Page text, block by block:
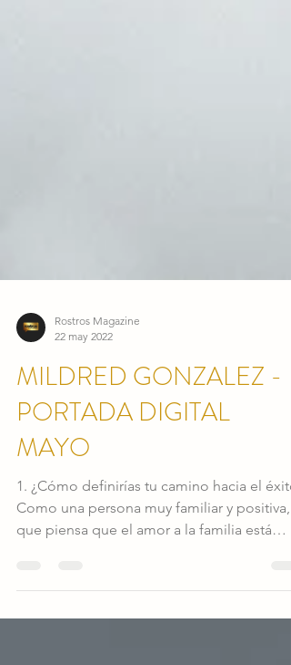
Rostros Magazine
22 may 2022
MILDRED GONZALEZ -
PORTADA DIGITAL
MAYO
1. ¿Cómo definirías tu camino hacia el
por...